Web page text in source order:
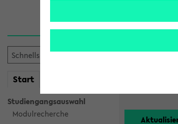
Start
Studiengangsauswahl
Modulrecherche
Alle